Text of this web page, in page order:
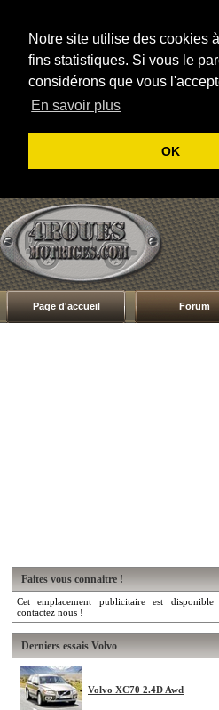
Notre site utilise des cookies
fins statistiques. Si vous le
considérons que vous
En savoir plus
OK
Page d'accueil Forum
Faites vous connaitre !
Cet emplacement publicitaire est
contactez nous !
Derniers essais Volvo
Volvo XC70 2.4D Awd